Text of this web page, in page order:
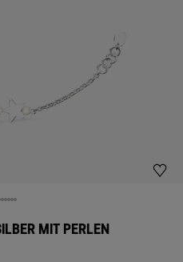
MIT PERLEN